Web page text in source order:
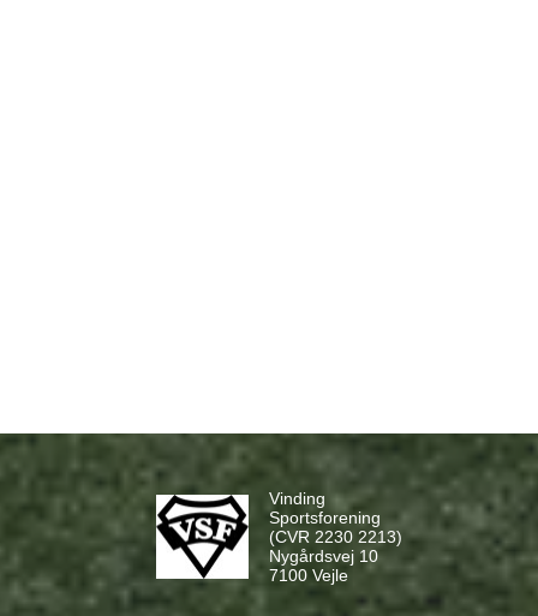
Vinding
Sportsforening
(CVR 2230 2213)
Nygårdsvej 10
7100 Vejle